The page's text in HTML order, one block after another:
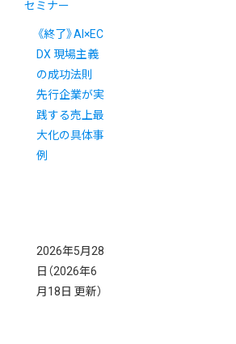
セミナー
《終了》AI×EC
DX 現場主義
の成功法則
先行企業が実
践する売上最
大化の具体事
例
2026年5月28
日 （2026年6
月18日 更新）